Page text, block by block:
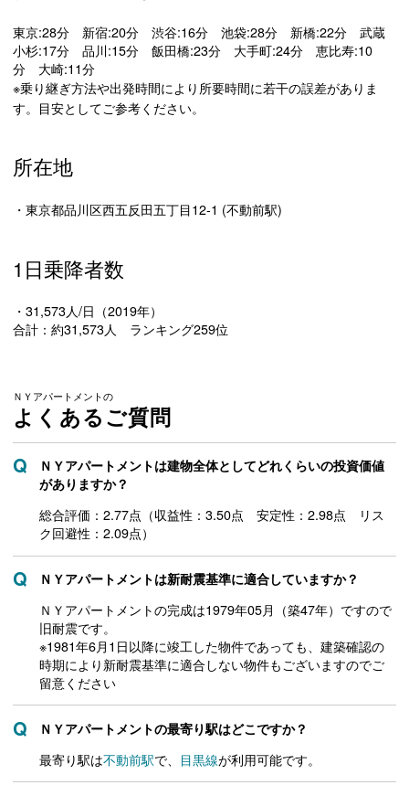
東京:28分 新宿:20分 渋谷:16分 池袋:28分 新橋:22分 武蔵
小杉:17分 品川:15分 飯田橋:23分 大手町:24分 恵比寿:10
分 大崎:11分
※乗り継ぎ方法や出発時間により所要時間に若干の誤差がありま
す。目安としてご参考ください。
所在地
・東京都品川区西五反田五丁目12-1 (不動前駅)
1日乗降者数
・31,573人/日（2019年）
合計：約31,573人 ランキング259位
ＮＹアパートメントの
よくあるご質問
ＮＹアパートメントは建物全体としてどれくらいの投資価値
がありますか？
総合評価：2.77点（収益性：3.50点 安定性：2.98点 リス
ク回避性：2.09点）
ＮＹアパートメントは新耐震基準に適合していますか？
ＮＹアパートメントの完成は1979年05月（築47年）ですので
旧耐震です。
※1981年6月1日以降に竣工した物件であっても、建築確認の
時期により新耐震基準に適合しない物件もございますのでご
留意ください
ＮＹアパートメントの最寄り駅はどこですか？
最寄り駅は不動前駅で、 目黒線が利用可能です。